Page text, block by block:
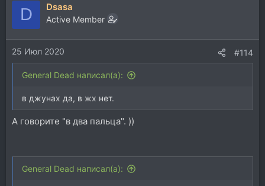
D Dsasa
Active Member
25 Июл 2020 #114
General Dead написал(а):
в джунах да, в жх нет.
А говорите "в два пальца". ))
General Dead написал(а):